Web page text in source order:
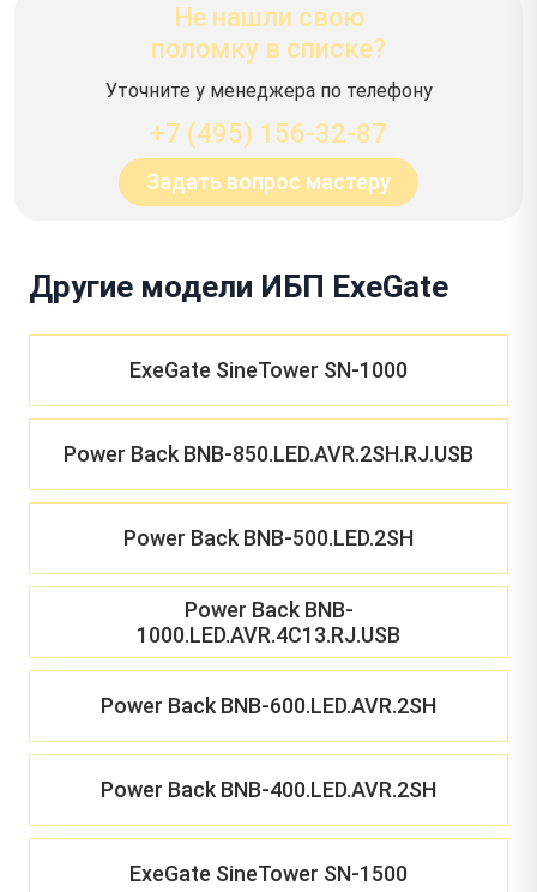
Не нашли свою
поломку в списке?
Уточните у менеджера по телефону
+7 (495) 156-32-87
Задать вопрос мастеру
Другие модели ИБП ExeGate
ExeGate SineTower SN-1000
Power Back BNB-850.LED.AVR.2SH.RJ.USB
Power Back BNB-500.LED.2SH
Power Back BNB-
1000.LED.AVR.4C13.RJ.USB
Power Back BNB-600.LED.AVR.2SH
Power Back BNB-400.LED.AVR.2SH
ExeGate SineTower SN-1500